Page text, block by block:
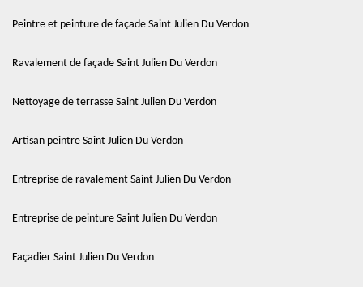
Peintre et peinture de façade Saint Julien Du Verdon
Ravalement de façade Saint Julien Du Verdon
Nettoyage de terrasse Saint Julien Du Verdon
Artisan peintre Saint Julien Du Verdon
Entreprise de ravalement Saint Julien Du Verdon
Entreprise de peinture Saint Julien Du Verdon
Façadier Saint Julien Du Verdon